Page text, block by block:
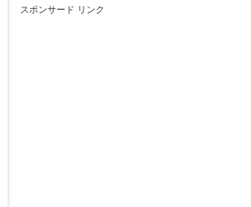
スポンサード リンク